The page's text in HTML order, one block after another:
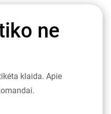
ne
klaida. Apie